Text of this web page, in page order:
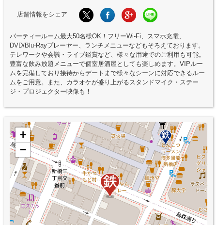
店舗情報をシェア
パーティールーム最大50名様OK！フリーWi-Fi、スマホ充電、
DVD/Blu-Rayプレーヤー、ランチメニューなどもそろえております。
テレワークや会議・ライブ鑑賞など、様々な用途でのご利用も可能。
豊富な飲み放題メニューで個室居酒屋としても楽しめます。VIPルー
ムを完備しており接待からデートまで様々なシーンに対応できるルー
ムをご用意。また、カラオケが盛り上がるスタンドマイク・ステー
ジ・プロジェクター映像も！
+
−